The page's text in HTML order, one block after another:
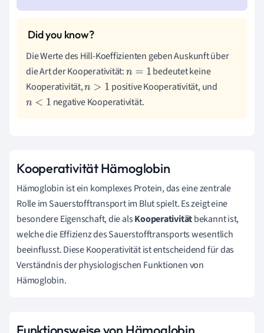
Die Werte des Hill-Koeffizienten geben Auskunft über
die Art der Kooperativität:n=1
bedeutet keine
Kooperativität,n>1
positive Kooperativität, und
n< 1 negative Kooperativität.
Kooperativität Hämoglobin
Hämoglobin ist ein komplexes Protein, das eine zentrale
Rolle im Sauerstofftransport im Blut spielt. Es zeigt eine
besondere Eigenschaft, die alsKooperativitätbekannt ist,
welche die Effizienz des Sauerstofftransports wesentlich
beeinflusst. Diese Kooperativität ist entscheidend für das
Verständnis der physiologischen Funktionen von
Hämoglobin.